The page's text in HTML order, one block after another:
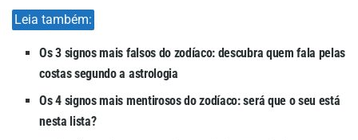
Leia também:
Os 3 signos mais falsos do zodíaco: descubra quem fala pelas
costas segundo a astrologia
Os 4 signos mais mentirosos do zodíaco: será que o seu está
nesta lista?